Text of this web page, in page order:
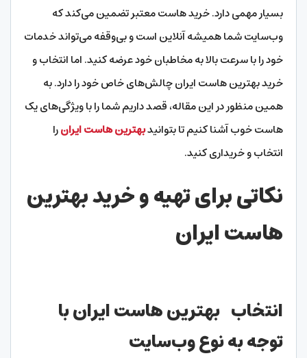
بسیار مهمی دارد. خرید هاست معتبر تضمین می‌کند که
وب‌سایت شما همیشه آنلاین است و بی‌وقفه می‌تواند خدمات
خود را با سرعت بالا به مخاطبان خود عرضه کنید. اما انتخاب و
خرید بهترین هاست ایران چالش‌‌های خاص خود را دارد. به
همین منظور در این مقاله، قصد داریم شما را با ویژگی‌های یک
هاست خوب آشنا کنیم تا بتوانیدبهترین هاست ایرانرا
انتخاب و خریداری کنید.
نکاتی برای تهیه و خرید بهترین
هاست ایران
انتخاب بهترین هاست ایران با
توجه به نوع وب‌سایت